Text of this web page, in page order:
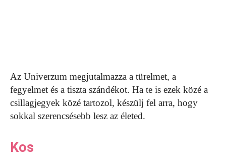
Az Univerzum megjutalmazza a türelmet, a
fegyelmet és a tiszta szándékot. Ha te is ezek közé a
csillagjegyek közé tartozol, készülj fel arra, hogy
sokkal szerencsésebb lesz az életed.
Kos